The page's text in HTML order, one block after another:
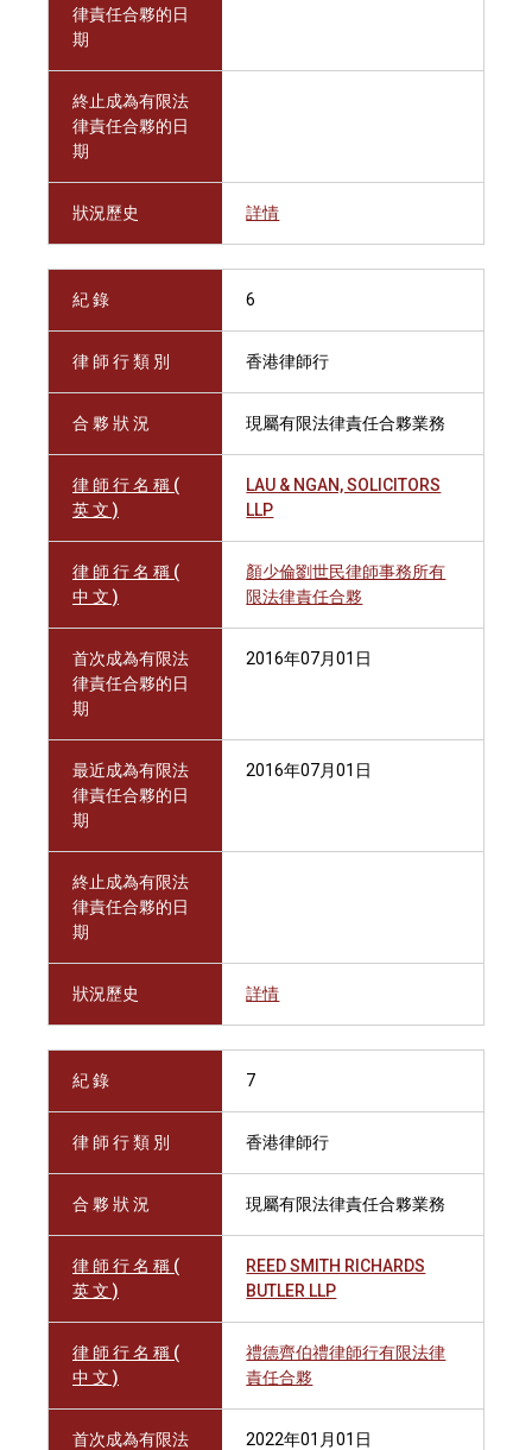
律責任合夥的日
期
終止成為有限法
律責任合夥的日
期
狀況歷史 詳情
紀 錄 6
律 師 行 類 別 香港律師行
合 夥 狀 況 現屬有限法律責任合夥業務
律 師 行 名 稱 (
英 文 )
LAU & NGAN, SOLICITORS
LLP
律 師 行 名 稱 (
中 文 )
顏少倫劉世民律師事務所有
限法律責任合夥
首次成為有限法
律責任合夥的日
期
2016年07月01日
最近成為有限法
律責任合夥的日
期
2016年07月01日
終止成為有限法
律責任合夥的日
期
狀況歷史 詳情
紀 錄 7
律 師 行 類 別 香港律師行
合 夥 狀 況 現屬有限法律責任合夥業務
律 師 行 名 稱 (
英 文 )
REED SMITH RICHARDS
BUTLER LLP
律 師 行 名 稱 (
中 文 )
禮德齊伯禮律師行有限法律
責任合夥
首次成為有限法
2022年01月01日